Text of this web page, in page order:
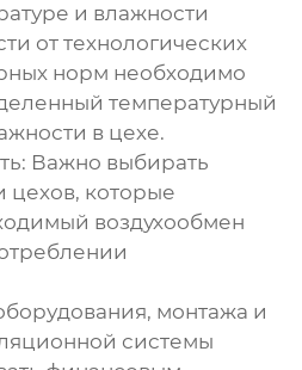
и влажности
от технологических
норм необходимо
температурный
в цехе.
Важно выбирать
цехов, которые
воздухообмен
монтажа и
системы